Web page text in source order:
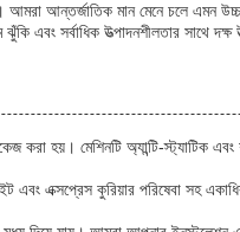
আন্তর্জাতিক মান মেনে চলে এমন
এবং সর্বাধিক উত্পাদনশীলতার সাথে দক্ষ
করা হয়। মেশিনটি অ্যান্টি-
এক্সপ্রেস কুরিয়ার পরিষেবা সহ